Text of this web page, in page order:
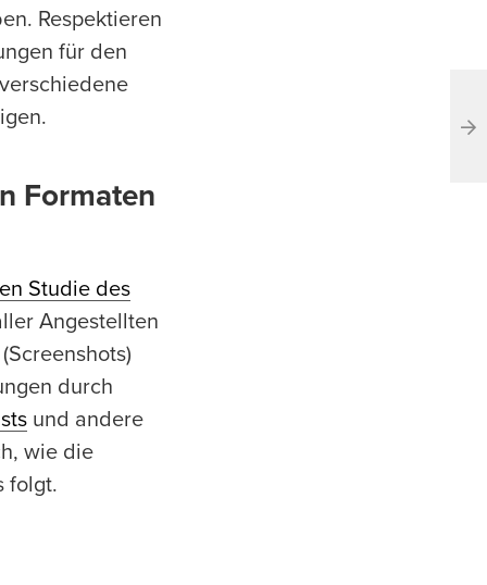
Respektieren
für den
Formaten
Studie des
Angestellten
durch
und andere
wie die
folgt.